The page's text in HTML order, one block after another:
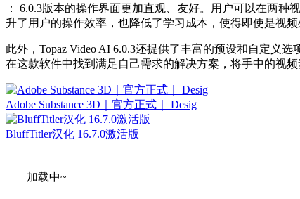
： 6.0.3版本的操作界面更加直观、友好。用户可以
升了用户的操作效率，也降低了学习成本，使得即使是视频
此外，Topaz Video AI 6.0.3还提供了丰富的预设和自定义
在这款软件中找到满足自己需求的解决方案，将手中的视频
Adobe Substance 3D｜官方正式｜ Desig
BluffTitler汉化 16.7.0激活版
加载中~